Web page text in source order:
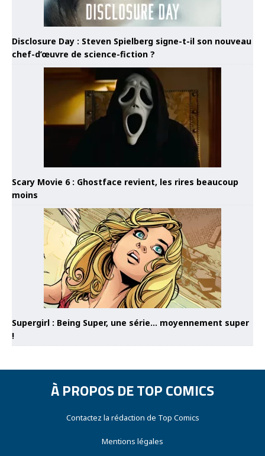
Disclosure Day : Steven Spielberg signe-t-il son nouveau
chef-d’œuvre de science-fiction ?
Scary Movie 6 : Ghostface revient, les rires beaucoup
moins
Supergirl : Being Super, une série… moyennement super
!
À PROPOS DE TOP COMICS
Contactez la rédaction de Top Comics
Mentions légales